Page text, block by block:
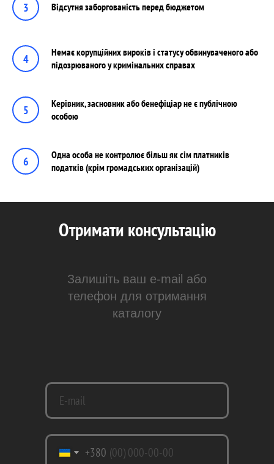
Відсутня заборгованість перед бюджетом
Немає корупційних вироків і статусу обвинуваченого або
підозрюваного у кримінальних справах
Керівник, засновник або бенефіціар не є публічною
особою
Одна особа не контролює більш як сім платників
податків (крім громадських організацій)
Отримати консультацію
Залишіть ваш e-mail або
телефон для отримання
каталогу
+380